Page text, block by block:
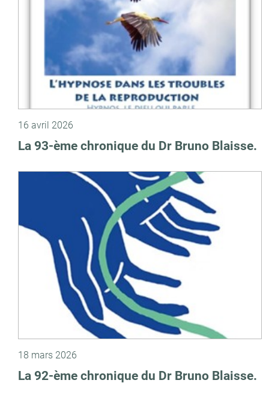
16 avril 2026
La 93-ème chronique du Dr Bruno Blaisse.
18 mars 2026
La 92-ème chronique du Dr Bruno Blaisse.